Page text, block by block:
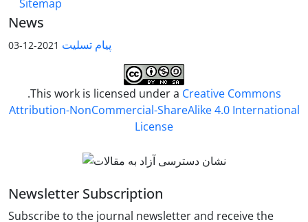
Sitemap
News
پیام تسلیت 2021-12-03
.This work is licensed under a Creative Commons
Attribution-NonCommercial-ShareAlike 4.0 International
License
Newsletter Subscription
Subscribe to the journal newsletter and receive the